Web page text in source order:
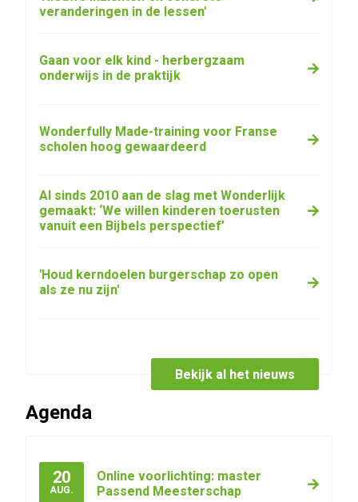
veranderingen in de lessen'
Gaan voor elk kind - herbergzaam
onderwijs in de praktijk
Wonderfully Made-training voor Franse
scholen hoog gewaardeerd
Al sinds 2010 aan de slag met Wonderlijk
gemaakt: ‘We willen kinderen toerusten
vanuit een Bijbels perspectief’
'Houd kerndoelen burgerschap zo open
als ze nu zijn'
Bekijk al het nieuws
Agenda
20
AUG.
Online voorlichting: master
Passend Meesterschap